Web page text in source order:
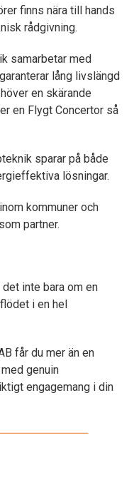
finns nära till hands
rådgivning.
samarbetar med
lång livslängd
en skärande
en Flygt Concertor så
sparar på både
lösningar.
kommuner och
partner.
inte bara om en
i en hel
får du mer än en
genuin
engagemang i din